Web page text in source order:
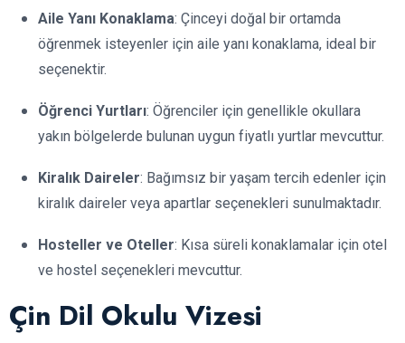
Aile Yanı Konaklama: Çinceyi doğal bir ortamda
öğrenmek isteyenler için aile yanı konaklama, ideal bir
seçenektir.
Öğrenci Yurtları: Öğrenciler için genellikle okullara
yakın bölgelerde bulunan uygun fiyatlı yurtlar mevcuttur.
Kiralık Daireler: Bağımsız bir yaşam tercih edenler için
kiralık daireler veya apartlar seçenekleri sunulmaktadır.
Hosteller ve Oteller: Kısa süreli konaklamalar için otel
ve hostel seçenekleri mevcuttur.
Çin Dil Okulu Vizesi